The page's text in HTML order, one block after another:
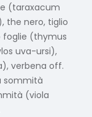
(taraxacum
the nero, tiglio
(thymus
uva-ursi),
verbena off.
sommità
(viola